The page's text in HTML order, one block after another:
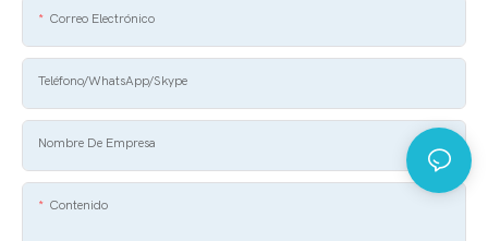
Correo Electrónico
Teléfono/WhatsApp/Skype
Nombre De Empresa
Contenido